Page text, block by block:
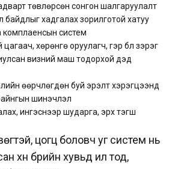
төвлөрсөн сонгон шалгаруулалт
хадгалах зорилготой хатуу
систем
хөрөнгө оруулагч, гэр бүл зэрэг
визний маш тодорхой дэд
өөрчлөгдөн буй эрэлт хэрэгцээнд
шинэчлэл
ингэснээр шударга, эрх тэгш
цогц боловч уг систем нь
хүн бүрийн хувьд ил тод,